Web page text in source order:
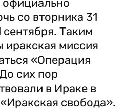
официально
со вторника 31
сентября. Таким
иракская миссия
«Операция
сих пор
в Ираке в
свобода».